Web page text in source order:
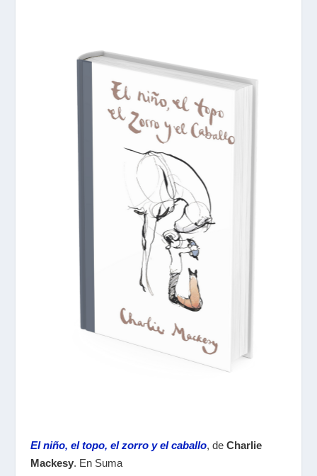
El niño, el topo, el zorro y el caballo, de Charlie
Mackesy. En Suma